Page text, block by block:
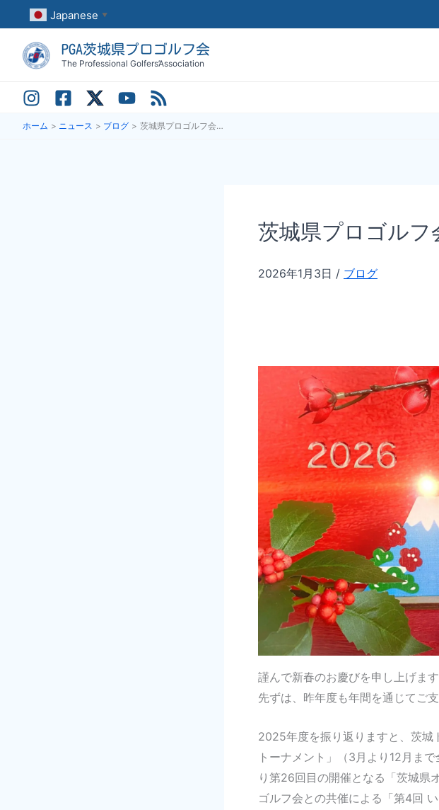
容
Japanese ▼
PGA茨城県プロゴルフ会
The Professional Golfers’Association
ホーム ニュース ブログ 茨城県プロゴルフ会 2026年 新年の会長挨拶
茨城県プロゴル
2026年1月3日 / ブログ
謹んで新春のお慶びを申し上げます
先ずは、昨年度も年間を通じてご
2025年度を振り返りますと、茨城
トーナメント」（3月より12月ま
り第26回目の開催となる「茨城県
ゴルフ会との共催による「第4回